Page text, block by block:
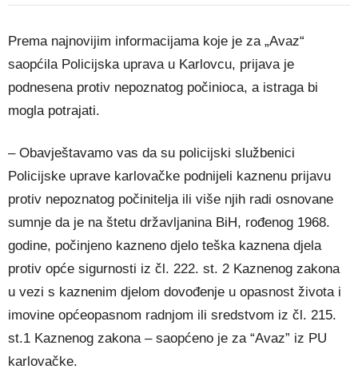
Prema najnovijim informacijama koje je za „Avaz“
saopćila Policijska uprava u Karlovcu, prijava je
podnesena protiv nepoznatog počinioca, a istraga bi
mogla potrajati.
– Obavještavamo vas da su policijski službenici
Policijske uprave karlovačke podnijeli kaznenu prijavu
protiv nepoznatog počinitelja ili više njih radi osnovane
sumnje da je na štetu državljanina BiH, rođenog 1968.
godine, počinjeno kazneno djelo teška kaznena djela
protiv opće sigurnosti iz čl. 222. st. 2 Kaznenog zakona
u vezi s kaznenim djelom dovođenje u opasnost života i
imovine općeopasnom radnjom ili sredstvom iz čl. 215.
st.1 Kaznenog zakona – saopćeno je za “Avaz” iz PU
karlovačke.